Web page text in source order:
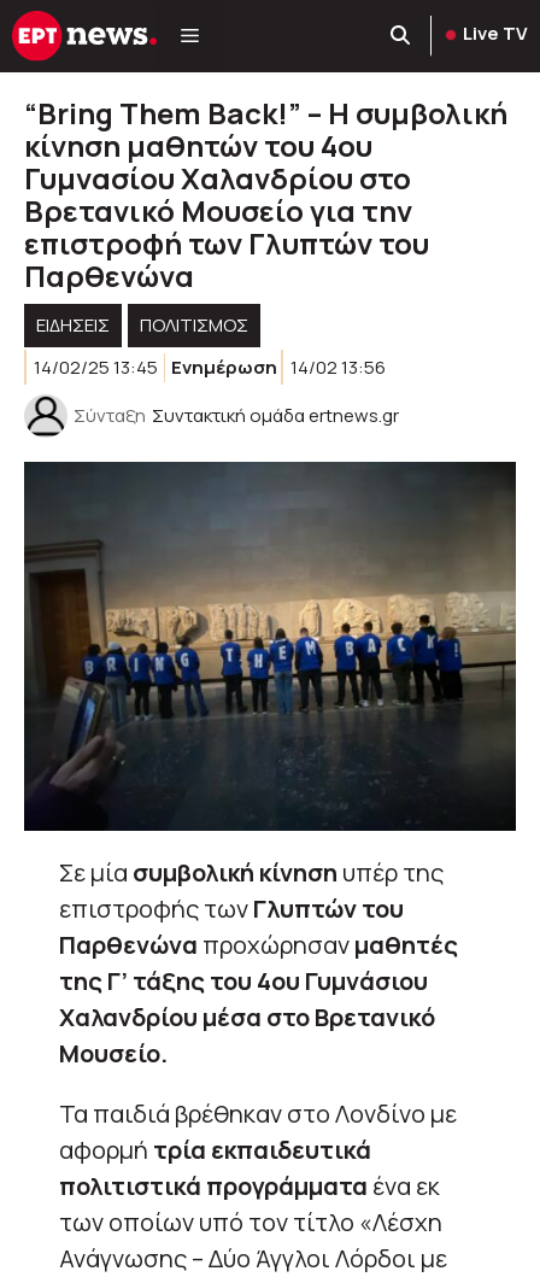
Μετάβαση
σε
Live TV
“Bring Them Back!” – Η συμβολική
κίνηση μαθητών του 4ου
Γυμνασίου Χαλανδρίου στο
Βρετανικό Μουσείο για την
επιστροφή των Γλυπτών του
Παρθενώνα
ΕΙΔΗΣΕΙΣ
ΠΟΛΙΤΙΣΜΟΣ
14/02/25 13:45
Ενημέρωση 14/02 13:56
Σύνταξη Συντακτική ομάδα ertnews.gr
Σε μία συμβολική κίνηση υπέρ της
επιστροφής τωνΓλυπτών του
Παρθενώνα προχώρησανμαθητές
της Γ’ τάξης του 4ου Γυμνάσιου
Χαλανδρίου μέσα στο Βρετανικό
Μουσείο.
Τα παιδιά βρέθηκαν στο Λονδίνο με
αφορμή τρία εκπαιδευτικά
πολιτιστικά προγράμματα ένα εκ
των οποίων υπό τον τίτλο «Λέσχη
Ανάγνωσης – Δύο Άγγλοι Λόρδοι με